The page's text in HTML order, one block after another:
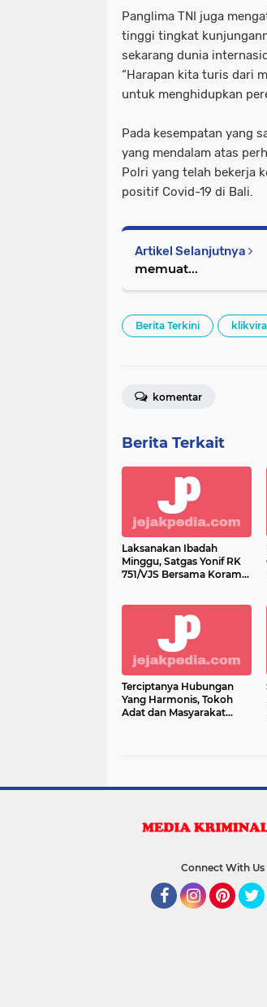
Panglima TNI juga
tinggi tingkat
sekarang dunia
“Harapan kita turis dari
untuk menghidupkan
Pada kesempatan yang
yang mendalam atas
Polri yang telah bekerja
positif Covid-19 di Bali.
Artikel Selanjutnya
memuat...
Berita Terkini klikviral
komentar
Berita Terkait
Laksanakan Ibadah
Minggu, Satgas Yonif RK
751/VJS Bersama Koramil
Terciptanya Hubungan
Yang Harmonis, Tokoh
Adat dan Masyarakat
Connect With Us